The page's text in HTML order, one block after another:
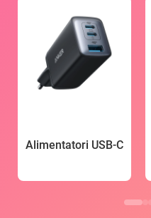
Alimentatori USB-C